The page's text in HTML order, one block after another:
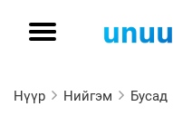
Нүүр Нийгэм Бусад